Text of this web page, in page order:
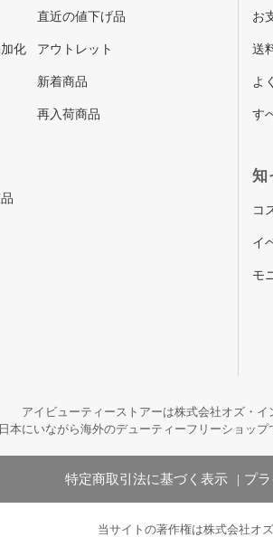
化
直近の値下げ品
アウトレット
新着商品
再入荷商品
お
送
よ
す
知
コ
イ
モ
アイビューティーストアーは株式会社オズ・
日本にいながら海外のデューティーフリーショッ
特定商取引法に基づく表示 プ
当サイトの著作権は株式会社オ